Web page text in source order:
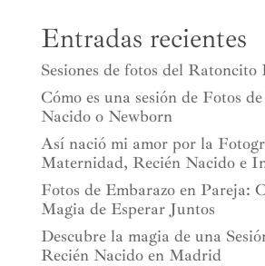
Entradas recientes
Sesiones de fotos del Ratoncito
Cómo es una sesión de Fotos
Nacido o Newborn
Así nació mi amor por la
Maternidad, Recién Nacido e
Fotos de Embarazo en Pareja:
Magia de Esperar Juntos
Descubre la magia de una
Recién Nacido en Madrid